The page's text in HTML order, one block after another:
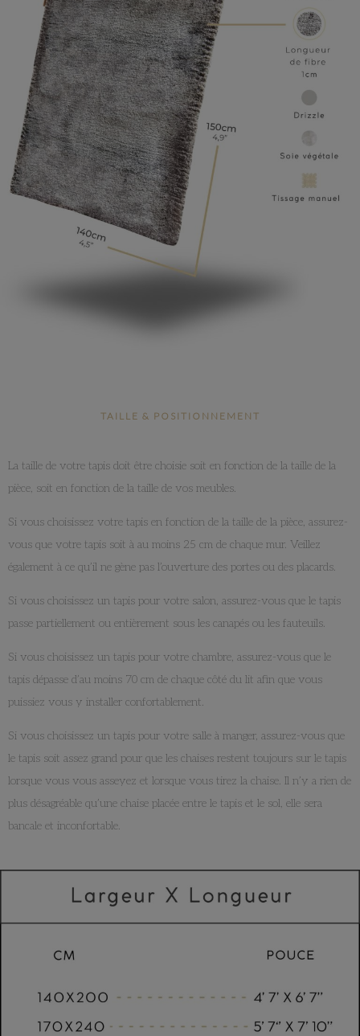
TAILLE & POSITIONNEMENT
La taille de votre tapis doit être choisie soit en fonction de la taille de la
pièce, soit en fonction de la taille de vos meubles.
Si vous choisissez votre tapis en fonction de la taille de la pièce, assurez-
vous que votre tapis soit à au moins 25 cm de chaque mur. Veillez
également à ce qu’il ne gène pas l’ouverture des portes ou des placards.
Si vous choisissez un tapis pour votre salon, assurez-vous que le tapis
passe partiellement ou entièrement sous les canapés ou les fauteuils.
Si vous choisissez un tapis pour votre chambre, assurez-vous que le
tapis dépasse d’au moins 70 cm de chaque côté du lit afin que vous
puissiez vous y installer confortablement.
Si vous choisissez un tapis pour votre salle à manger, assurez-vous que
le tapis soit assez grand pour que les chaises restent toujours sur le tapis
lorsque vous vous asseyez et lorsque vous tirez la chaise. Il n’y a rien de
plus désagréable qu’une chaise placée entre le tapis et le sol, elle sera
bancale et inconfortable.